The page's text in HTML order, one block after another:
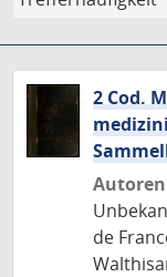
2 Cod.
Autoren
de